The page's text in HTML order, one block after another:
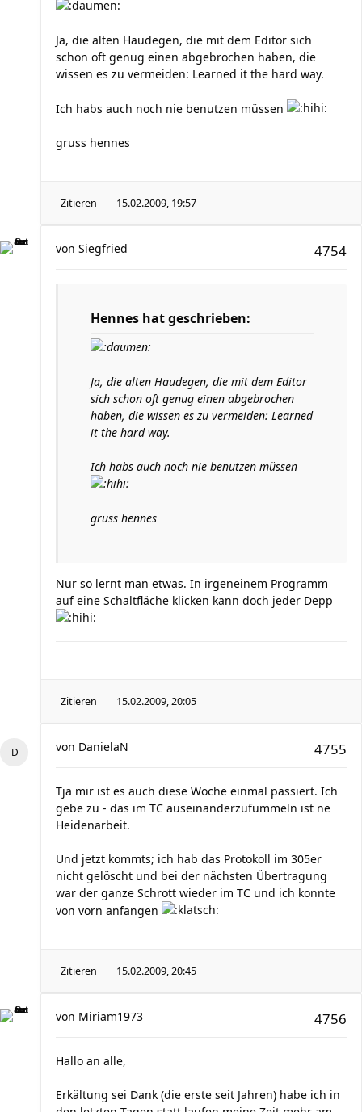
Ja, die alten Haudegen, die mit dem Editor sich
schon oft genug einen abgebrochen haben, die
wissen es zu vermeiden: Learned it the hard way.
Ich habs auch noch nie benutzen müssen
gruss hennes
Zitieren 15.02.2009, 19:57
4754
von Siegfried
Hennes hat geschrieben:
Ja, die alten Haudegen, die mit dem Editor
sich schon oft genug einen abgebrochen
haben, die wissen es zu vermeiden: Learned
it the hard way.
Ich habs auch noch nie benutzen müssen
gruss hennes
Nur so lernt man etwas. In irgeneinem Programm
auf eine Schaltfläche klicken kann doch jeder Depp
Zitieren 15.02.2009, 20:05
4755
von DanielaN
Tja mir ist es auch diese Woche einmal passiert. Ich
gebe zu - das im TC auseinanderzufummeln ist ne
Heidenarbeit.
Und jetzt kommts; ich hab das Protokoll im 305er
nicht gelöscht und bei der nächsten Übertragung
war der ganze Schrott wieder im TC und ich konnte
von vorn anfangen
Zitieren 15.02.2009, 20:45
4756
von Miriam1973
Hallo an alle,
Erkältung sei Dank (die erste seit Jahren) habe ich in